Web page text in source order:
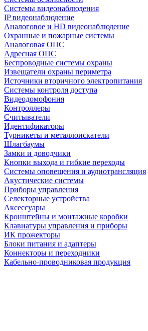
Системы видеонаблюдения
IP видеонаблюдение
Аналоговое и HD видеонаблюдение
Охранные и пожарные системы
Аналоговая ОПС
Адресная ОПС
Беспроводные системы охраны
Извещатели охраны периметра
Источники вторичного электропитания
Системы контроля доступа
Видеодомофония
Контроллеры
Считыватели
Идентификаторы
Турникеты и металлоискатели
Шлагбаумы
Замки и доводчики
Кнопки выхода и гибкие переходы
Системы оповещения и аудиотрансляция
Акустические системы
Приборы управления
Селекторные устройства
Аксессуары
Кронштейны и монтажные коробки
Клавиатуры управления и приборы
ИК прожекторы
Блоки питания и адаптеры
Коннекторы и переходники
Кабельно-проводниковая продукция